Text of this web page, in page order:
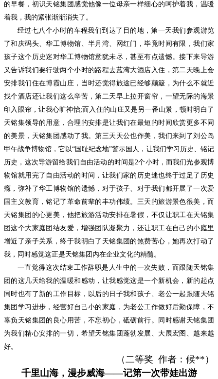
的早餐，初识天铭集团感觉他像一位母亲一样细心的呵护着我，温暖
着我，我的紧张渐渐消失了。
经过七八个小时的车程我们到达了目的地，第一天我们参观游览
了和庆码头、华工博物馆、半月湾、网红门，毕竟时间有限，我们家
孩子这个历史迷对华工博物馆意犹未尽，甚至有点遗憾。接下来导游
又告诉我们要行驶两个小时的路程去蓝湾大酒店入住，第二天晚上会
安排我们住在博霞山庄，当时还觉得旅途已经够颠簸，为什么不就近
找个酒店还让我们这么辛苦，第二天早上拉开窗帘，一望无际的海景
印入眼帘，让我心旷神怡;而入住的山庄又是另一番山景，顿时明白了
天铭集领导的用意，合理的安排是让我们在最短的时间欣赏更多不同
的美景，天铭集团感动了我。第三天天公也作美，我们来到了刘公岛
甲午战争博物馆，它以“国耻纪念地”警示国人，让我们学习历史、铭记
历史，这次导游留给我们自由活动的时间是2个小时，而我们光参观博
物馆就用完了自由活动的时间，让我们家的历史迷也终于过足了历史
瘾，弥补了华工博物馆的遗憾，对于孩子、对于我们都开展了一次爱
国主义教育，铭记了革命前辈的丰功伟绩。三天的旅游景色很美，而
天铭集团的心更美，他把旅游活动安排在暑假，不仅让职工在天铭集
团这个大家庭团结友爱，增强团队凝聚力，还让职工在自己的小庭里
增近了亲子关系，终于我明白了天铭集团的煞费苦心，她再次打动了
我，同时感觉这正是天铭集团内在企业文化的精髓。
一直觉得这次结束工作辞职是人生中的一次失败，而跟随天铭集
团的这几天给我的温暖和感动，让我感觉这是一个新机会，新的起点
同时也有了新的工作目标，以后的日子我和孩子、老公一起跟随天铭
集团学习进步，经营好自己小的家庭，为老公工作做好后勤保障，不
辜负天铭集团的良心用苦，不忘初心，砥砺前行。同时感谢天铭集团
为我们精心安排的一切，希望天铭集团蓬勃发展、大展宏图、越来越
好。
（二等奖 作者： 候**）
千里山海，漫步威海——记第一次带娃出游